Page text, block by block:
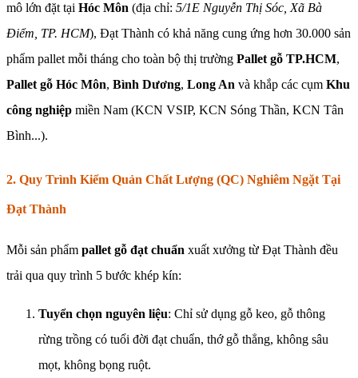
mô lớn đặt tại Hóc Môn (địa chỉ: 5/1E Nguyễn Thị Sóc, Xã Bà
Điểm, TP. HCM), Đạt Thành có khả năng cung ứng hơn 30.000 sản
phẩm pallet mỗi tháng cho toàn bộ thị trường Pallet gỗ TP.HCM,
Pallet gỗ Hóc Môn, Bình Dương, Long An và khắp các cụm Khu
công nghiệp miền Nam (KCN VSIP, KCN Sóng Thần, KCN Tân
Bình...).
2. Quy Trình Kiểm Quản Chất Lượng (QC) Nghiêm Ngặt Tại
Đạt Thành
Mỗi sản phẩm pallet gỗ đạt chuẩn xuất xưởng từ Đạt Thành đều
trải qua quy trình 5 bước khép kín:
Tuyển chọn nguyên liệu: Chỉ sử dụng gỗ keo, gỗ thông
rừng trồng có tuổi đời đạt chuẩn, thớ gỗ thẳng, không sâu
mọt, không bọng ruột.